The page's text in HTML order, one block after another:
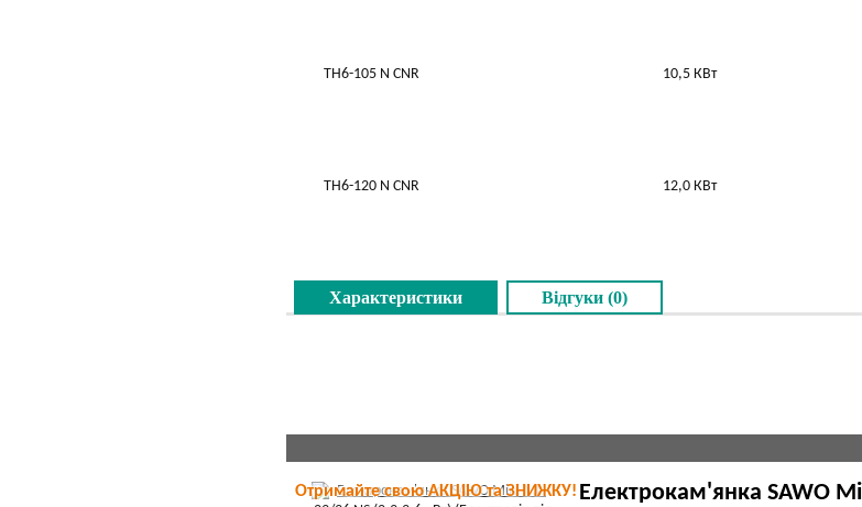
TH6-105 N CNR 10,5 КВт
TH6-120 N CNR 12,0 КВт
Характеристики Відгуки (0)
Отримайте свою АКЦІЮ та ЗНИЖКУ! Електрокам'янка SAWO